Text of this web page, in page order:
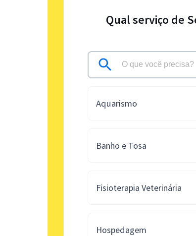
Qual serviço de
Aquarismo
Banho e Tosa
Fisioterapia Veterinária
Hospedagem